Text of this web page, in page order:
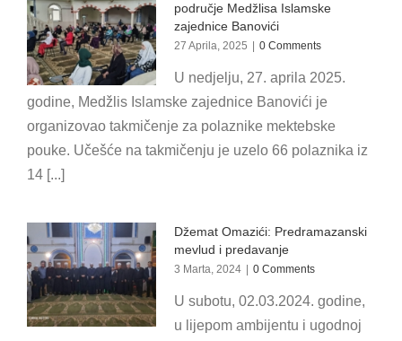
područje Medžlisa Islamske
zajednice Banovići
27 Aprila, 2025 0 Comments
U nedjelju, 27. aprila 2025.
godine, Medžlis Islamske zajednice Banovići je
organizovao takmičenje za polaznike mektebske
pouke. Učešće na takmičenju je uzelo 66 polaznika iz
14 [...]
Džemat Omazići: Predramazanski
mevlud i predavanje
3 Marta, 2024 0 Comments
U subotu, 02.03.2024. godine,
u lijepom ambijentu i ugodnoj